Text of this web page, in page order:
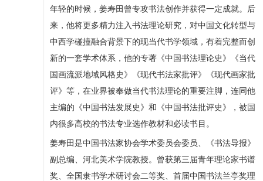
年轻的时候，姜寿田曾专攻书法创作并获得一定成就。后
来，他将更多精力注入书法理论研究，对中国文化转型与
中西学碰撞融合背景下的现当代书学领域，有着完整而创
新的一套学术体系，他的专著《中国书法理论史》《当代
国画流派地域风格史》《现代书法家批评》《现代画家批
评》等，在业界被奉做当代书法理论的重要注脚，连同他
主编的《中国书法发展史》和《中国书法批评史》，被国
内很多高校的书法专业选作教材和必读书目。
姜寿田是中国书法家协会学术委员会委员、《书法导报》
副总编、河北美术学院教授。曾获第三届青年理论家书谱
奖、全国隶书学术研讨会二等奖、首届中国书法兰亭奖理